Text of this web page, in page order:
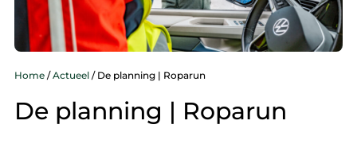
Home/Actueel/ De planning | Roparun
De planning | Roparun